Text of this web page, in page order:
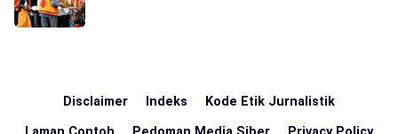
Disclaimer Indeks Kode Etik Jurnalistik
Laman Contoh Pedoman Media Siber Privacy Policy